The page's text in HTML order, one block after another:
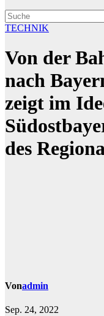
TECHNIK
Von der
nach
zeigt im
des
Vonadmin
Sep. 24, 2022